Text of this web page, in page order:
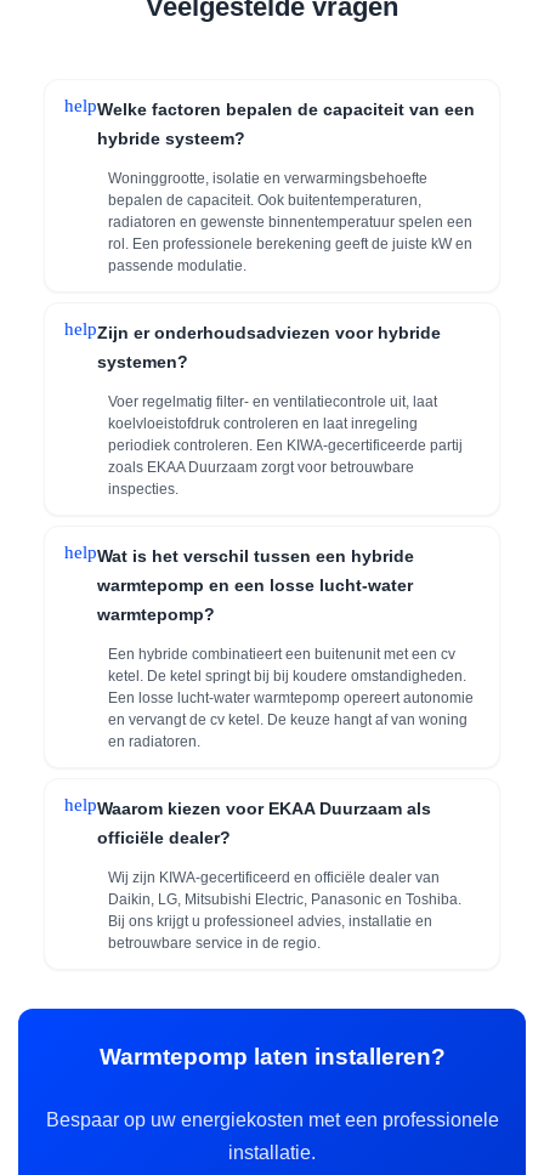
Veelgestelde vragen
helpWelke factoren bepalen de capaciteit van een
hybride systeem?
Woninggrootte, isolatie en verwarmingsbehoefte
bepalen de capaciteit. Ook buitentemperaturen,
radiatoren en gewenste binnentemperatuur spelen een
rol. Een professionele berekening geeft de juiste kW en
passende modulatie.
helpZijn er onderhoudsadviezen voor hybride
systemen?
Voer regelmatig filter- en ventilatiecontrole uit, laat
koelvloeistofdruk controleren en laat inregeling
periodiek controleren. Een KIWA-gecertificeerde partij
zoals EKAA Duurzaam zorgt voor betrouwbare
inspecties.
helpWat is het verschil tussen een hybride
warmtepomp en een losse lucht-water
warmtepomp?
Een hybride combinatieert een buitenunit met een cv
ketel. De ketel springt bij bij koudere omstandigheden.
Een losse lucht-water warmtepomp opereert autonomie
en vervangt de cv ketel. De keuze hangt af van woning
en radiatoren.
helpWaarom kiezen voor EKAA Duurzaam als
officiële dealer?
Wij zijn KIWA-gecertificeerd en officiële dealer van
Daikin, LG, Mitsubishi Electric, Panasonic en Toshiba.
Bij ons krijgt u professioneel advies, installatie en
betrouwbare service in de regio.
Warmtepomp laten installeren?
Bespaar op uw energiekosten met een professionele
installatie.